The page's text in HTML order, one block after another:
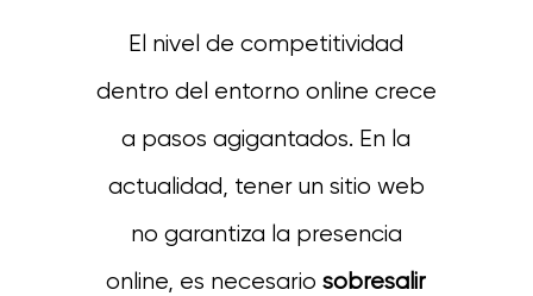
El nivel de competitividad
dentro del entorno online crece
a pasos agigantados. En la
actualidad, tener un sitio web
no garantiza la presencia
online, es necesariosobresalir